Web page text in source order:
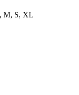
, M, S, XL